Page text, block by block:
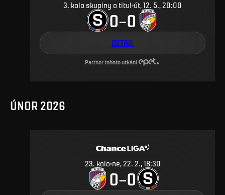
3. kolo skupiny o titul út, 12. 5., 20:00
0–0
DETAIL
Partner tohoto utkání
ÚNOR 2026
23. kolo ne, 22. 2., 18:30
0–0